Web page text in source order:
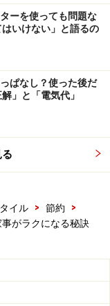
ーを使っても問題な
いけない」と語るの
ぱなし？使った後だ
」と「電気代」
イル > 節約
>
がラクになる秘訣